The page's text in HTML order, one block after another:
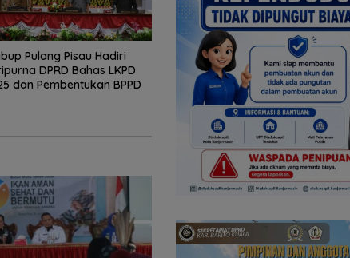
Pulang Pisau Hadiri
DPRD Bahas LKPD
dan Pembentukan BPPD